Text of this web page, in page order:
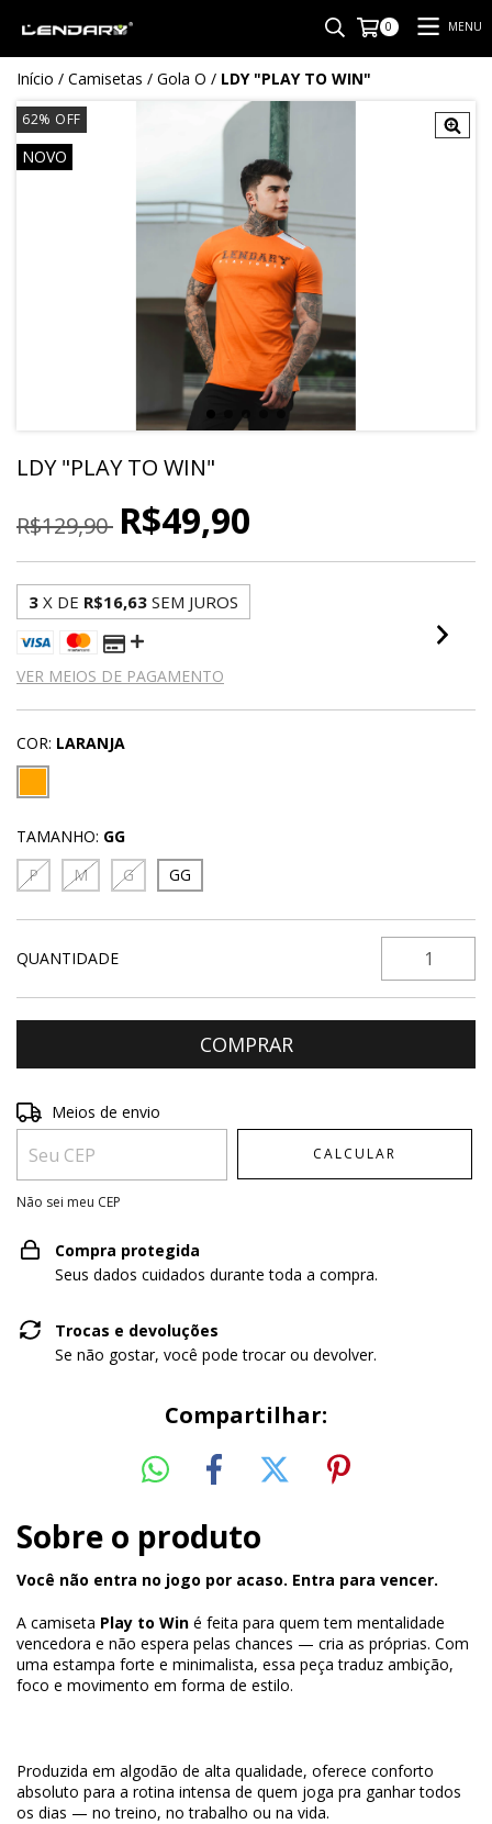
0 MENU
Início / Camisetas / Gola O / LDY "PLAY TO WIN"
62% OFF
NOVO
LDY "PLAY TO WIN"
R$129,90 R$49,90
3 X DE R$16,63 SEM JUROS
VER MEIOS DE PAGAMENTO
COR: LARANJA
TAMANHO: GG
P
M G GG
QUANTIDADE
Entregas para o CEP:
Meios de envio
CALCULAR
Não sei meu CEP
Compra protegida
Seus dados cuidados durante toda a compra.
Trocas e devoluções
Se não gostar, você pode trocar ou devolver.
Compartilhar:
Sobre o produto
Você não entra no jogo por acaso. Entra para vencer.
A camiseta Play to Win é feita para quem tem mentalidade
vencedora e não espera pelas chances — cria as próprias. Com
uma estampa forte e minimalista, essa peça traduz ambição,
foco e movimento em forma de estilo.
Produzida em algodão de alta qualidade, oferece conforto
absoluto para a rotina intensa de quem joga pra ganhar todos
os dias — no treino, no trabalho ou na vida.